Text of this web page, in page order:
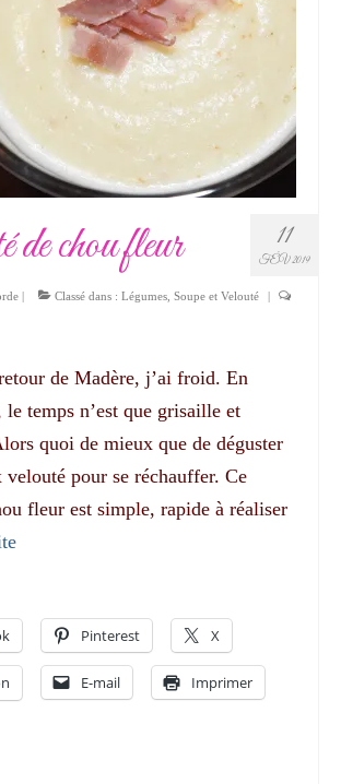
11
FÉV 2019
chou fleur
| Classé dans : Légumes Soupe et Velouté |
de Madère, j’ai froid. En
le temps n’est que grisaille et
quoi de mieux que de déguster
velouté pour se réchauffer. Ce
fleur est simple, rapide à réaliser
Pinterest X
E-mail Imprimer